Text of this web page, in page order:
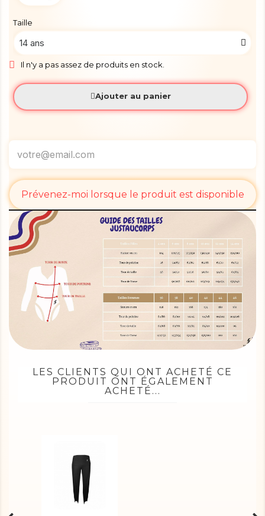
Taille
Il n'y a pas assez de produits en stock.
Ajouter au panier
Prévenez-moi lorsque le produit est disponible
LES CLIENTS QUI ONT ACHETÉ CE
PRODUIT ONT ÉGALEMENT
ACHETÉ...